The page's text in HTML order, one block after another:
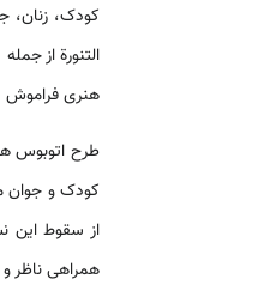
کودک، زنان،
التنورة از
هنری فراموش
طرح اتوبوس
کودک و جوان
از سقوط این
همراهی ناظر